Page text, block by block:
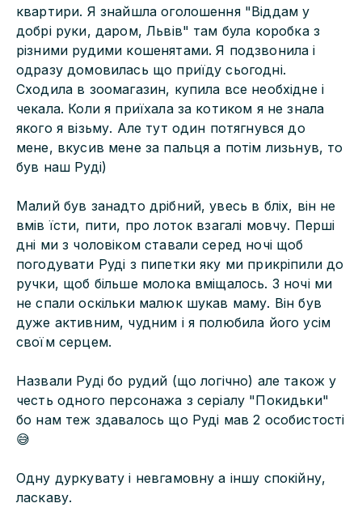
квартири. Я знайшла оголошення "Віддам у
добрі руки, даром, Львів" там була коробка з
різними рудими кошенятами. Я подзвонила і
одразу домовилась що приїду сьогодні.
Сходила в зоомагазин, купила все необхідне і
чекала. Коли я приїхала за котиком я не знала
якого я візьму. Але тут один потягнувся до
мене, вкусив мене за пальця а потім лизьнув, то
був наш Руді)
Малий був занадто дрібний, увесь в бліх, він не
вмів їсти, пити, про лоток взагалі мовчу. Перші
дні ми з чоловіком ставали серед ночі щоб
погодувати Руді з пипетки яку ми прикріпили до
ручки, щоб більше молока вміщалось. 3 ночі ми
не спали оскільки малюк шукав маму. Він був
дуже активним, чудним і я полюбила його усім
своїм серцем.
Назвали Руді бо рудий (що логічно) але також у
честь одного персонажа з серіалу "Покидьки"
бо нам теж здавалось що Руді мав 2 особистості
😅
Одну дуркувату і невгамовну а іншу спокійну,
ласкаву.